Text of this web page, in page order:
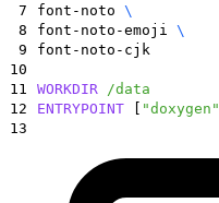
7
font-noto \
8
font-noto-emoji \
9
font-noto-cjk
10
11
WORKDIR
/data
12
ENTRYPOINT "doxygen"
13